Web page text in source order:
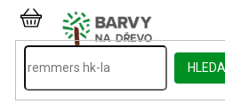
Přejít
obsahNÁKUPNÍ
KOŠÍK